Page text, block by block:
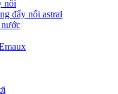
nổi
đẩy nổi astral